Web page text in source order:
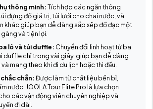
thông minh:Tích hợp các ngăn thông
đựng đồ giá trị, túi lưới cho chai nước, và
khác giúp bạn dễ dàng sắp xếp đồ đạc một
và tiện lợi.
lô và túi duffle: Chuyển đổi linh hoạt từ ba
duffle chỉ trong vài giây, giúp bạn dễ dàng
mang theo khi đi du lịch hoặc thi đấu.
chắc chắn:Được làm từ chất liệu bền bỉ,
nước, JOOLA Tour Elite Pro là lựa chọn
các vận động viên chuyên nghiệp và
đi dài.